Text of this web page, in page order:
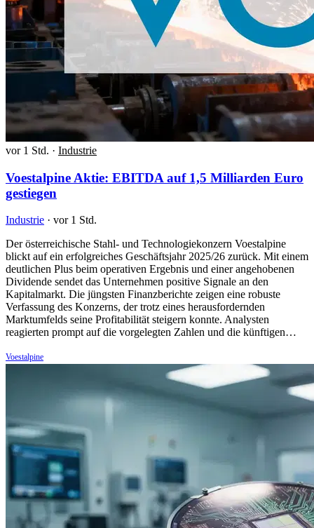
vor 1 Std. · Industrie
Voestalpine Aktie: EBITDA auf 1,5 Milliarden Euro
gestiegen
Industrie · vor 1 Std.
Der österreichische Stahl- und Technologiekonzern Voestalpine
blickt auf ein erfolgreiches Geschäftsjahr 2025/26 zurück. Mit einem
deutlichen Plus beim operativen Ergebnis und einer angehobenen
Dividende sendet das Unternehmen positive Signale an den
Kapitalmarkt. Die jüngsten Finanzberichte zeigen eine robuste
Verfassung des Konzerns, der trotz eines herausfordernden
Marktumfelds seine Profitabilität steigern konnte. Analysten
reagierten prompt auf die vorgelegten Zahlen und die künftigen…
Voestalpine